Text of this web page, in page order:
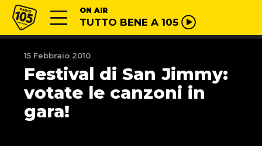
Vai al contenuto
Radio 105 ON AIR
TUTTO BENE A 105
15 Febbraio 2010
Festival di San Jimmy:
votate le canzoni in
gara!